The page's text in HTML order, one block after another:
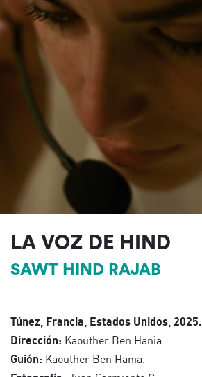
LA VOZ DE HIND
SAWT HIND RAJAB
Túnez, Francia, Estados Unidos, 2025.
Dirección: Kaouther Ben Hania.
Guión: Kaouther Ben Hania.